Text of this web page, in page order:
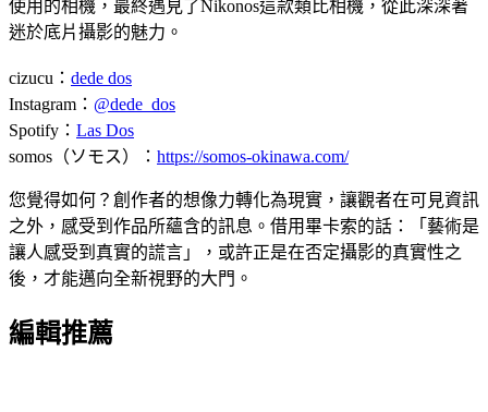
使用的相機，最終遇見了Nikonos這款類比相機，從此深深著
迷於底片攝影的魅力。
cizucu： dede dos
Instagram： @dede_dos
Spotify： Las Dos
somos（ソモス）： https://somos-okinawa.com/
您覺得如何？創作者的想像力轉化為現實，讓觀者在可見資訊
之外，感受到作品所蘊含的訊息。借用畢卡索的話：「藝術是
讓人感受到真實的謊言」，或許正是在否定攝影的真實性之
後，才能邁向全新視野的大門。
編輯推薦